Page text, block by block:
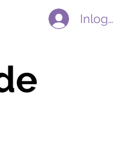
Inloggen